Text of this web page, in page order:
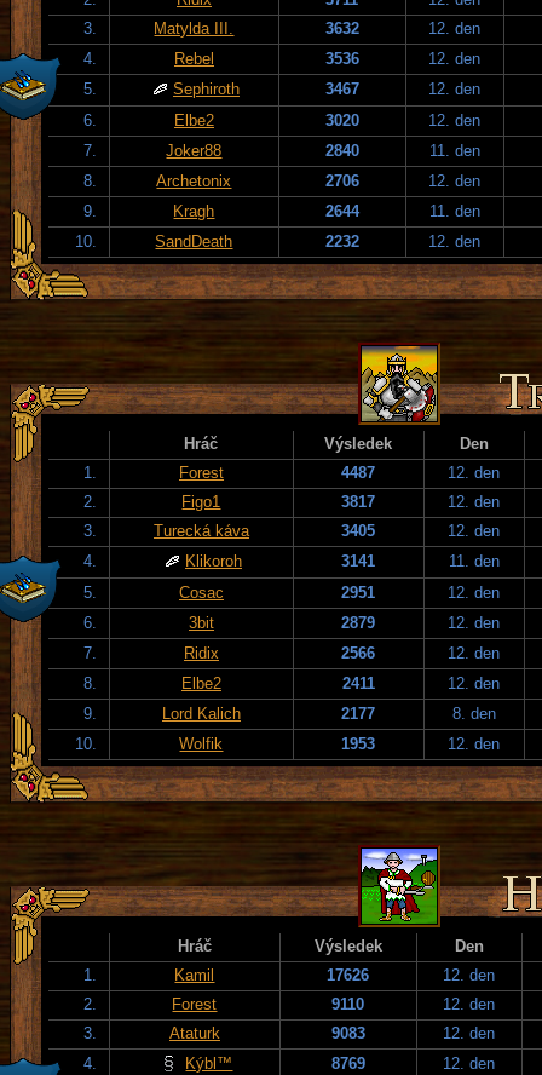
3.
Matylda III. 3632
12. den
4.
Rebel 3536
12. den
5.
Sephiroth 3467
12. den
6.
Elbe2 3020
12. den
7.
Joker88 2840
11. den
8.
Archetonix 2706
12. den
9.
Kragh 2644
11. den
10.
SandDeath 2232 12. den
Hráč Výsledek
Den
1.
Forest 4487
12. den
2.
Figo1 3817
12. den
3.
Turecká káva 3405
12. den
4.
Klikoroh 3141
11. den
5.
Cosac 2951
12. den
6.
3bit 2879
12. den
7.
Ridix 2566
12. den
8.
Elbe2 2411
12. den
9.
Lord Kalich 2177
8. den
10.
Wolfik 1953 12. den
Hráč Výsledek
Den
1.
Kamil 17626
12. den
2.
Forest 9110
12. den
3.
Ataturk 9083
12. den
4.
Kýbl™ 8769
12. den